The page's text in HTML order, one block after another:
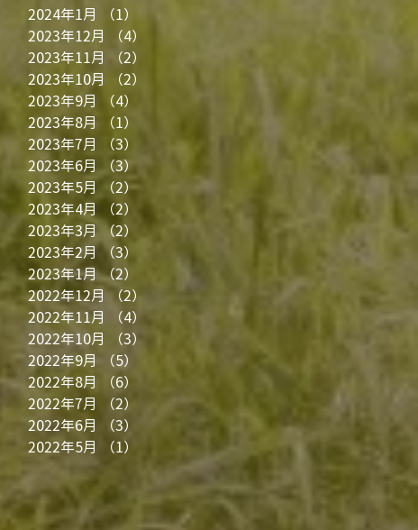
2024年1月
（1）
2023年12月
（4）
2023年11月
（2）
2023年10月
（2）
2023年9月
（4）
4件の記事
2023年8月
（1）
2023年7月
（3）
3件の記事
2023年6月
（3） 3件の記事
2023年5月
（2）2件の記事
2023年4月
（2）
2件の記事
2023年3月 （2）
2件の記事
2023年2月 （3）
2023年1月（2）
2件の記事
2022年12月 （2）
2022年11月
（4） 4件の記事
2022年10月
（3）
3件の記事
2022年9月
（5）
5件の記事
2022年8月
（6）
2022年7月
（2）
2件の記事
2022年6月
（3）
3件の記事
2022年5月
（1）